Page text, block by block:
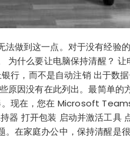
做到这一点。对于没有经验
什么要让电脑保持清醒？
行，而不是自动注销 出于数
因没有在此列出。最简单
现在，您在 Microsoft
打开包装 启动并激活工
在家庭办公中，保持清醒是